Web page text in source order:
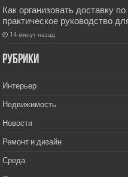
Как организовать доставку
практическое руководство
14 минут назад
РУбрики
Интерьер
Недвижимость
Новости
Ремонт и дизайн
Среда